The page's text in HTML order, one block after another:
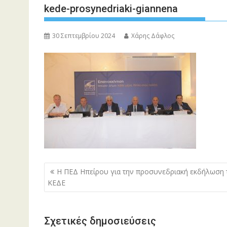
kede-prosynedriaki-giannena
30 Σεπτεμβρίου 2024 Χάρης Δάφλος
Πλοήγηση
άρθρων
Η ΠΕΔ Ηπείρου για την προσυνεδριακή εκδήλωση
ΚΕΔΕ
Σχετικές δημοσιεύσεις